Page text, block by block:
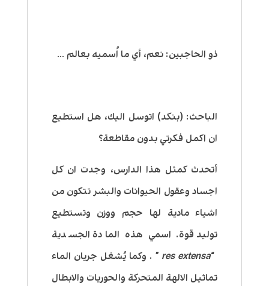
ذو الحاجبين: نعم، أي ما اُسميه بعالم …
الباحث: (بنكد) اتوسل اليك، هل استطيع
ان اكمل فكرتي بدون مقاطعة؟
أتحدث كمثل هذا الدارس، وجدت ان كل
اجساد وعقول الحيوانات والبشر تتكون من
اشياء مادية لها حجم ووزن وتستطيع
توليد قوة. اسمي هذه المادة الجسدية
“
res extensa ” . وكما يُشغل جريان الماء
تماثيل الالهة المتحركة والحوريات والابطال